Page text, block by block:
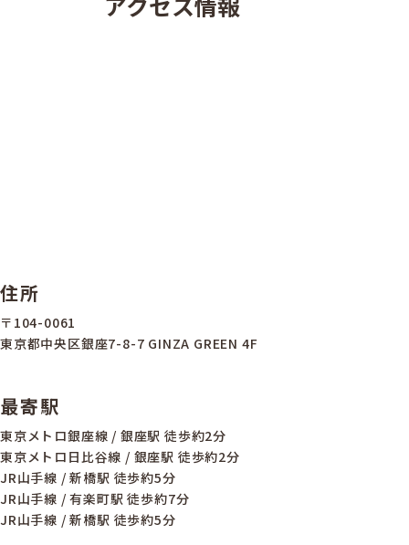
住所
〒104-0061
東京都中央区銀座7-8-7 GINZA GREEN 4F
最寄駅
東京メトロ銀座線 / 銀座駅 徒歩約2分
東京メトロ日比谷線 / 銀座駅 徒歩約2分
JR山手線 / 新橋駅 徒歩約5分
JR山手線 / 有楽町駅 徒歩約7分
JR山手線 / 新橋駅 徒歩約5分